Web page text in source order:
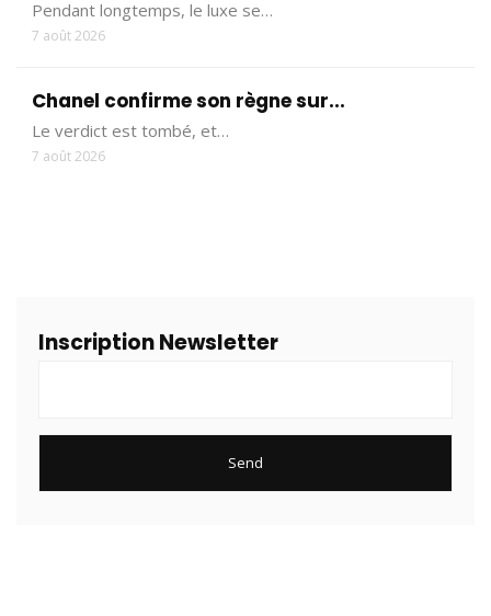
Pendant longtemps, le luxe se…
7 août 2026
Chanel confirme son règne sur...
Le verdict est tombé, et…
7 août 2026
Inscription Newsletter